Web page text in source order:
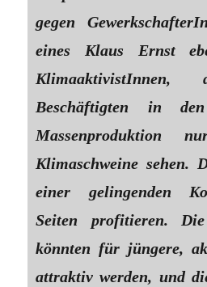
gegen
eines Klaus Ernst
Beschäftigten in
Massenproduktion
Klimaschweine sehen.
einer gelingenden
Seiten profitieren. Die
könnten für jüngere,
attraktiv werden, und